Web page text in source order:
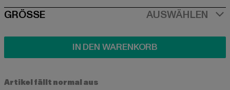
SIZE
GRÖSSE AUSWÄHLEN
IN DEN WARENKORB
Artikel fällt normal aus